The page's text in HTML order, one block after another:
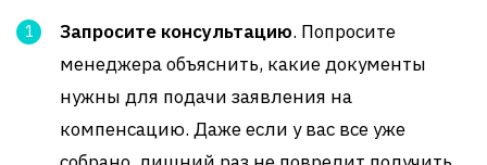
Запросите консультацию. Попросите
менеджера объяснить, какие документы
нужны для подачи заявления на
компенсацию. Даже если у вас все уже